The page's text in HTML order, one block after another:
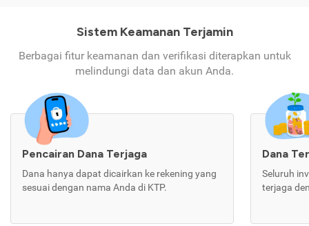
Sistem Keamanan Terjamin
Berbagai fitur keamanan dan verifikasi diterapkan untuk
melindungi data dan akun Anda.
Pencairan Dana Terjaga
Dana hanya dapat dicairkan ke rekening yang
sesuai dengan nama Anda di KTP.
Dana
Seluruh
terjaga